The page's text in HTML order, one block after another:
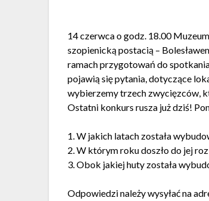
14 czerwca o godz. 18.00
szopienicką postacią –
ramach przygotowań do
pojawią się pytania, dotyczące
wybierzemy trzech zwycięzców,
Ostatni konkurs rusza już dziś!
1. W jakich latach została
2. W którym roku doszło do jej
3. Obok jakiej huty została
Odpowiedzi należy wysyłać na